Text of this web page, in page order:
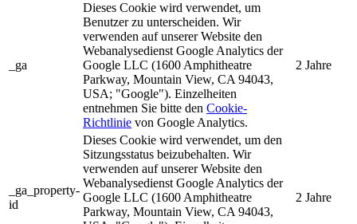
_ga
Dieses Cookie wird verwendet, um
Benutzer zu unterscheiden. Wir
verwenden auf unserer Website den
Webanalysedienst Google Analytics der
Google LLC (1600 Amphitheatre
Parkway, Mountain View, CA 94043,
USA; "Google"). Einzelheiten
entnehmen Sie bitte den Cookie-
Richtlinie von Google Analytics.
2 Jahre
_ga_property-
id
Dieses Cookie wird verwendet, um den
Sitzungsstatus beizubehalten. Wir
verwenden auf unserer Website den
Webanalysedienst Google Analytics der
Google LLC (1600 Amphitheatre
Parkway, Mountain View, CA 94043,
2 Jahre